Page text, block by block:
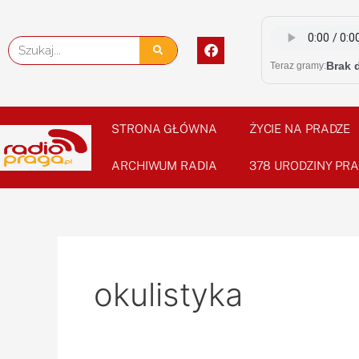
content
Szukaj
F
a
c
o
o
k
Teraz gramy:Brak
STRONA GŁÓWNA ŻYCIE NA PRADZE
ARCHIWUM RADIA 378 URODZINY
okulistyka